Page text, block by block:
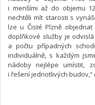
i menšími až do objemu
nechtěli mít starosti s
lze u Čisté Plzně
doplňkové služby je
a počtu případných
individuálně, s každým
nádoby nejlépe umístit,
i řešení jednotlivých